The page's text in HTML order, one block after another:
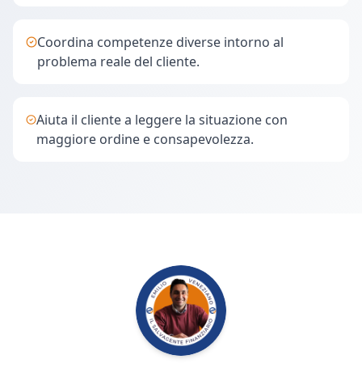
Coordina competenze diverse intorno al
problema reale del cliente.
Aiuta il cliente a leggere la situazione con
maggiore ordine e consapevolezza.